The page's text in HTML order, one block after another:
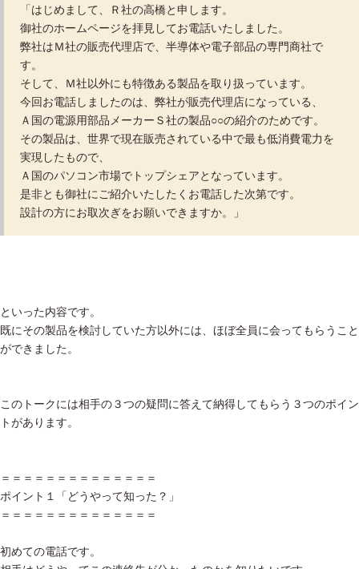
「はじめまして、Ｒ社の高橋と申します。
御社のホームページを拝見してお電話いたしました。
弊社はＭ社の販売代理店で、半導体や電子部品の専門商社で
す。
そして、Ｍ社以外にも特徴ある製品を取り扱っています。
今回お電話しましたのは、弊社が販売代理店になっている、
Ａ国の電源用部品メーカーＳ社の製品○○の紹介のためです。
その製品は、世界で現在販売されている中で最も低消費電力を
実現したもので、
Ａ国のパソコン市場でトップシェアとなっています。
是非とも御社にご紹介いたしたくお電話した次第です。
設計の方にお取次ぎをお願いできますか。」
といった内容です。
既にその製品を検討していた方以外には、ほぼ全員に会ってもらうこと
ができました。
このトークには相手の３つの疑問に答えて納得してもらう３つのポイン
トがあります。
＝＝＝＝＝＝＝＝＝＝＝＝＝＝
ポイント１「どうやって知った？」
＝＝＝＝＝＝＝＝＝＝＝＝＝＝
初めての電話です。